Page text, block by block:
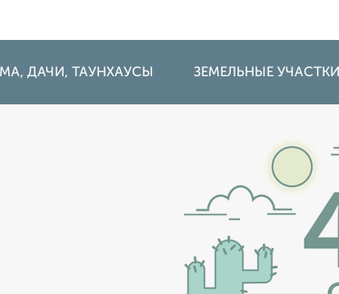
ДАЧИ, ТАУНХАУСЫ ЗЕМЕЛЬНЫЕ УЧАСТКИ